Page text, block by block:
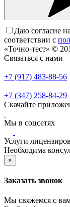
Даю согласие на
соответствии с
«Точно-тест» ©
Связаться с нами
+7 (917) 483-88-56
+7 (347) 258-84-29
Скачайте
Мы в соцсетях
Услуги
Необходима
×
Заказать звонок
Мы свяжемся с